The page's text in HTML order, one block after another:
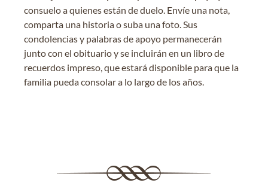
consuelo a quienes están de duelo. Envíe una nota,
comparta una historia o suba una foto. Sus
condolencias y palabras de apoyo permanecerán
junto con el obituario y se incluirán en un libro de
recuerdos impreso, que estará disponible para que la
familia pueda consolar a lo largo de los años.